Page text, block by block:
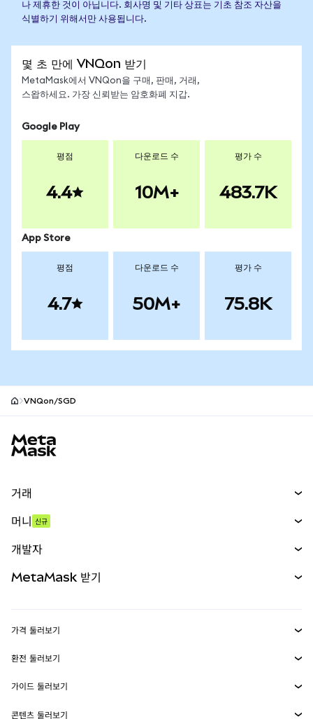
나 제휴한 것이 아닙니다. 회사명 및 기타 상표는 기초 참조 자산을
식별하기 위해서만 사용됩니다.
몇 초 만에 VNQon 받기
MetaMask에서 VNQon을 구매, 판매, 거래,
스왑하세요. 가장 신뢰받는 암호화폐 지갑.
Google Play
평점
4.4
다운로드 수
10M+
평가 수
483.7K
App Store
평점
4.7
다운로드 수
50M+
평가 수
75.8K
VNQon/SGD
거래
무기한 선물
실물자산
머니 신규
개발자
MetaMask Connect
Snaps
웹3 서비스
MetaMask 받기
보안
가격 둘러보기
이더리움 가격
솔라나 가격
환전 둘러보기
ETH를 USD로 환전
USDT를 INR로 환전
가이드 둘러보기
콘텐츠 둘러보기